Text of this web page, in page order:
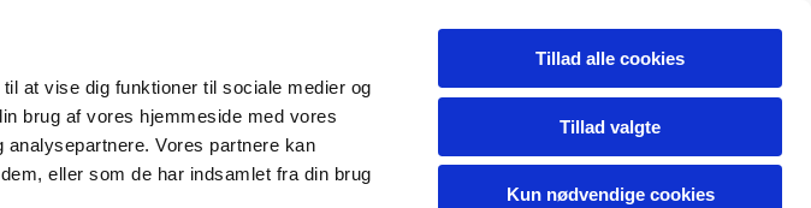
at vise dig funktioner til sociale medier og
brug af vores hjemmeside med vores
Vores partnere kan
eller som de har indsamlet fra din brug
Tillad alle cookies
Tillad valgte
Kun nødvendige cookies
Om Kontakt